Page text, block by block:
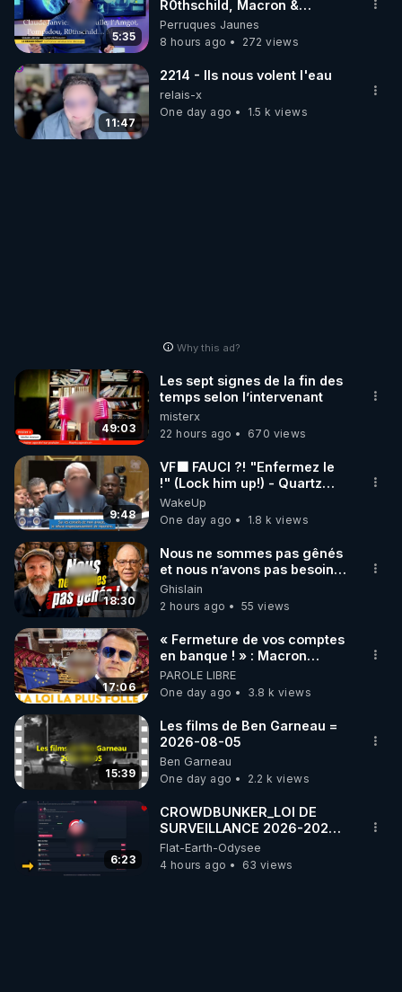
5:35
R0thschild, Macron &
Pompidou… Macron Claude
Janvier, GPTV, 18 X 2024
Perruques Jaunes
8 hours ago
272 views
11:47
2214 - Ils nous volent l'eau
relais-x
One day ago
1.5 k views
Why this ad?
49:03
Les sept signes de la fin des
temps selon l’intervenant
misterx
22 hours ago
670 views
9:48
VF🟩 FAUCI ?! "Enfermez le
!" (Lock him up!) - Quartz
Traduction
WakeUp
One day ago
1.8 k views
18:30
Nous ne sommes pas gênés
et nous n’avons pas besoin
de nous excuser ! #jw
#jehovah #collegecentral
Ghislain
2 hours ago
55 views
17:06
« Fermeture de vos comptes
en banque ! » : Macron
impose une loi folle !
PAROLE LIBRE
One day ago
3.8 k views
15:39
Les films de Ben Garneau =
2026-08-05
Ben Garneau
One day ago
2.2 k views
6:23
CROWDBUNKER_LOI DE
SURVEILLANCE 2026-2027
DES RESEAUX SOCIAUX -
FERMETURE DE COMPTES A
Flat-Earth-Odysee
4 hours ago
63 views